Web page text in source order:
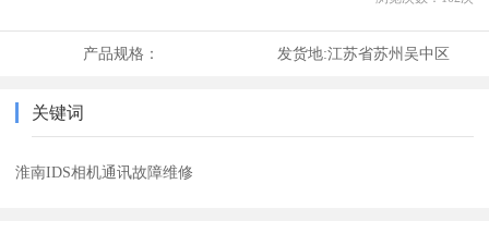
产品规格： 发货地:江苏省苏州吴中区
关键词
淮南IDS相机通讯故障维修